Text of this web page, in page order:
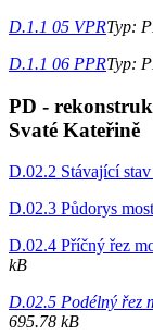
D.1.1 05 VPRTyp:
D.1.1 06 PPRTyp:
PD -
Svaté Kateřině
D.02.2 Stávající
D.02.3 Půdorys
D.02.4 Příčný řez
kB
D.02.5 Podélný řez
695.78 kB